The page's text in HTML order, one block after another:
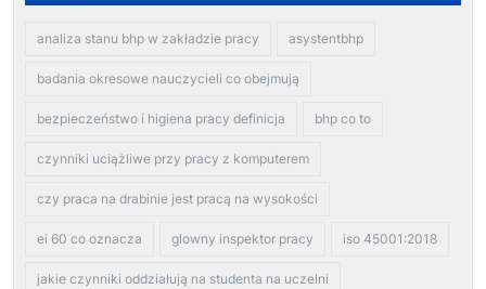
analiza stanu bhp w zakładzie pracy asystentbhp
badania okresowe nauczycieli co obejmują
bezpieczeństwo i higiena pracy definicja bhp co to
czynniki uciążliwe przy pracy z komputerem
czy praca na drabinie jest pracą na wysokości
ei 60 co oznacza glowny inspektor pracy iso 45001:2018
jakie czynniki oddziałują na studenta na uczelni